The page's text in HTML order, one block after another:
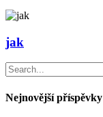
jak
Nejnovější příspěvky